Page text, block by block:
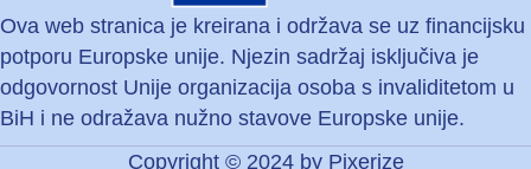
Ova web stranica je kreirana i održava se uz financijsku
potporu Europske unije. Njezin sadržaj isključiva je
odgovornost Unije organizacija osoba s invaliditetom u
BiH i ne odražava nužno stavove Europske unije.
Copyright © 2024 by Pixerize